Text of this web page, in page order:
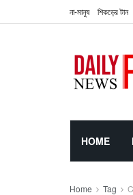
না-মানুষ শিকড়ের টান
HOME
Home Tag